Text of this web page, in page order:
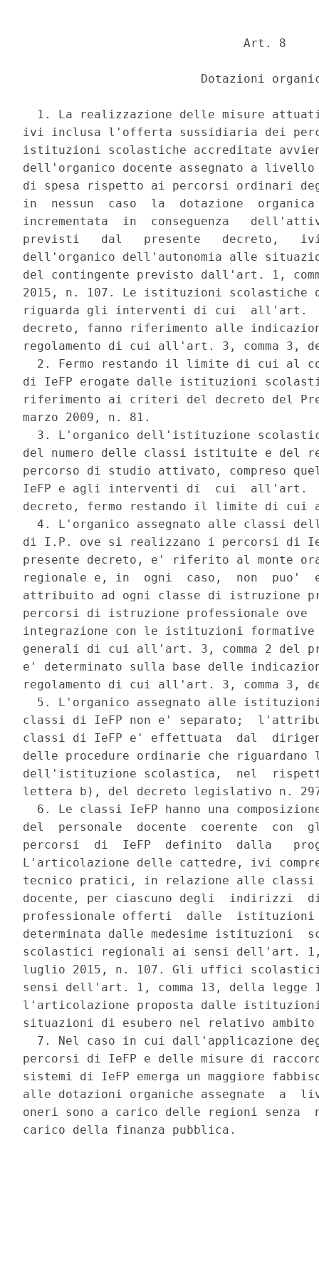
                               Art. 8
Dotazioni
1. La realizzazione delle misure
ivi inclusa l'offerta sussidiaria dei
istituzioni scolastiche accreditate
dell'organico docente assegnato a
di spesa rispetto ai percorsi ordinari
in  nessun  caso  la  dotazione
incrementata  in  conseguenza
previsti   dal   presente   decreto,   ivi
dell'organico dell'autonomia alle
del contingente previsto dall'art. 1,
2015, n. 107. Le istituzioni scolastiche
riguarda gli interventi di cui  all'art.
decreto, fanno riferimento alle
regolamento di cui all'art. 3, comma 3,
2. Fermo restando il limite di cui al
di IeFP erogate dalle istituzioni
riferimento ai criteri del decreto del
marzo 2009, n. 81.
3. L'organico dell'istituzione
del numero delle classi istituite e del
percorso di studio attivato, compreso
IeFP e agli interventi di  cui  all'art.
decreto, fermo restando il limite di cui
4. L'organico assegnato alle classi
di I.P. ove si realizzano i percorsi di
presente decreto, e' riferito al monte
regionale e, in  ogni  caso,  non  puo'
attribuito ad ogni classe di istruzione
percorsi di istruzione professionale
integrazione con le istituzioni
generali di cui all'art. 3, comma 2 del
e' determinato sulla base delle
regolamento di cui all'art. 3, comma 3,
5. L'organico assegnato alle
classi di IeFP non e' separato;
classi di IeFP e' effettuata  dal
delle procedure ordinarie che
dell'istituzione scolastica,  nel
lettera b), del decreto legislativo n.
6. Le classi IeFP hanno una
del  personale  docente  coerente  con
percorsi  di  IeFP  definito  dalla
L'articolazione delle cattedre, ivi
tecnico pratici, in relazione alle classi
docente, per ciascuno degli  indirizzi
professionale offerti  dalle
determinata dalle medesime istituzioni
scolastici regionali ai sensi dell'art. 1,
luglio 2015, n. 107. Gli uffici
sensi dell'art. 1, comma 13, della legge
l'articolazione proposta dalle
situazioni di esubero nel relativo
7. Nel caso in cui dall'applicazione
percorsi di IeFP e delle misure di
sistemi di IeFP emerga un maggiore
alle dotazioni organiche assegnate
oneri sono a carico delle regioni senza